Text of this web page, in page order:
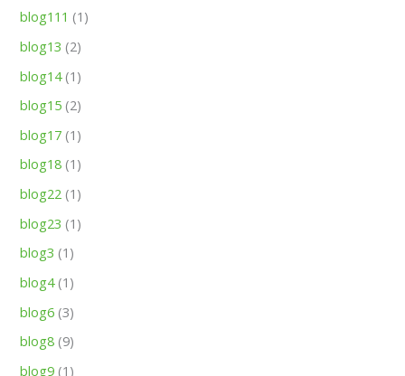
blog111 (1)
blog13 (2)
blog14(1)
blog15 (2)
blog17 (1)
blog18 (1)
blog22 (1)
blog23 (1)
blog3 (1)
blog4(1)
blog6 (3)
blog8 (9)
blog9 (1)